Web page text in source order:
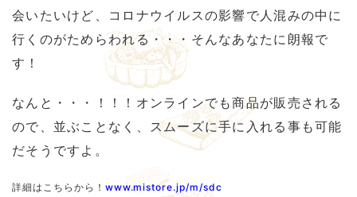
会いたいけど、コロナウイルスの影響で人混みの中に
行くのがためらわれる・・・そんなあなたに朗報で
す！
なんと・・・！！！オンラインでも商品が販売される
ので、並ぶことなく、スムーズに手に入れる事も可能
だそうですよ。
詳細はこちらから！ www.mistore.jp/m/sdc